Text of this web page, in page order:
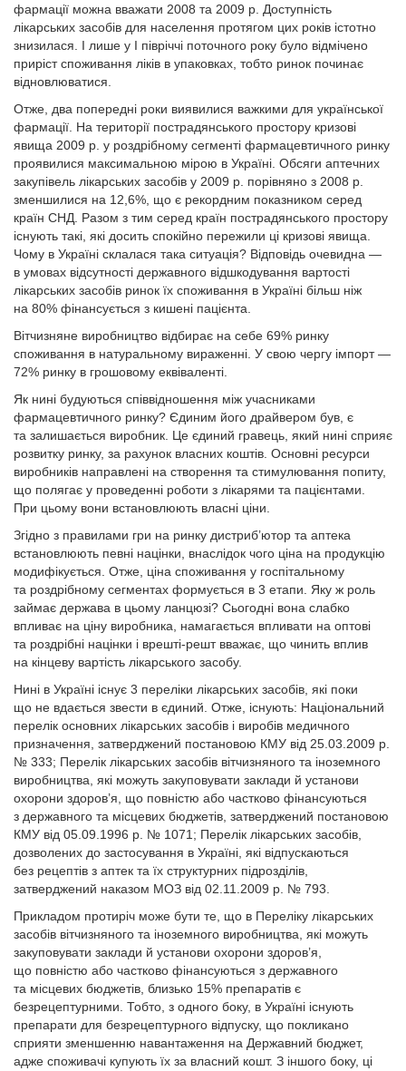
фармації можна вважати 2008 та 2009 р. Доступність
лікарських засобів для населення протягом цих років істотно
знизилася. І лише у І півріччі поточного року було відмічено
приріст споживання ліків в упаковках, тобто ринок починає
відновлюватися.
Отже, два попередні роки виявилися важкими для української
фармації. На території пострадянського простору кризові
явища 2009 р. у роздрібному сегменті фармацевтичного ринку
проявилися максимальною мірою в Україні. Обсяги аптечних
закупівель лікарських засобів у 2009 р. порівняно з 2008 р.
зменшилися на 12,6%, що є рекордним показником серед
країн СНД. Разом з тим серед країн пострадянського простору
існують такі, які досить спокійно пережили ці кризові явища.
Чому в Україні склалася така ситуація? Відповідь очевидна —
в умовах відсутності державного відшкодування вартості
лікарських засобів ринок їх споживання в Україні більш ніж
на 80% фінансується з кишені пацієнта.
Вітчизняне виробництво відбирає на себе 69% ринку
споживання в натуральному вираженні. У свою чергу імпорт —
72% ринку в грошовому еквіваленті.
Як нині будуються співвідношення між учасниками
фармацевтичного ринку? Єдиним його драйвером був, є
та залишається виробник. Це єдиний гравець, який нині сприяє
розвитку ринку, за рахунок власних коштів. Основні ресурси
виробників направлені на створення та стимулювання попиту,
що полягає у проведенні роботи з лікарями та пацієнтами.
При цьому вони встановлюють власні ціни.
Згідно з правилами гри на ринку дистриб’ютор та аптека
встановлюють певні націнки, внаслідок чого ціна на продукцію
модифікується. Отже, ціна споживання у госпітальному
та роздрібному сегментах формується в 3 етапи. Яку ж роль
займає держава в цьому ланцюзі? Сьогодні вона слабко
впливає на ціну виробника, намагається впливати на оптові
та роздрібні націнки і врешті-решт вважає, що чинить вплив
на кінцеву вартість лікарського засобу.
Нині в Україні існує 3 переліки лікарських засобів, які поки
що не вдається звести в єдиний. Отже, існують: Національний
перелік основ­них лікарських засобів і виробів медичного
призначення, затверджений постановою КМУ від 25.03.2009 р.
№ 333; Перелік лікарських засобів вітчизняного та іноземного
виробництва, які можуть закуповувати заклади й установи
охорони здоров’я, що повністю або частково фінансуються
з державного та місцевих бюджетів, затверджений постановою
КМУ від 05.09.1996 р. № 1071; Перелік лікарських засобів,
дозволених до застосування в Україні, які відпускаються
без рецептів з аптек та їх структурних підрозділів,
затверджений наказом МОЗ від 02.11.2009 р. № 793.
Прикладом протиріч може бути те, що в Переліку лікарських
засобів вітчизняного та іноземного виробництва, які можуть
закуповувати заклади й установи охорони здоров’я,
що повністю або частково фінансуються з державного
та місцевих бюджетів, близько 15% препаратів є
безрецептурними. Тобто, з одного боку, в Україні існують
препарати для безрецептурного відпуску, що покликано
сприяти зменшенню навантаження на Державний бюджет,
адже споживачі купують їх за власний кошт. З іншого боку, ці